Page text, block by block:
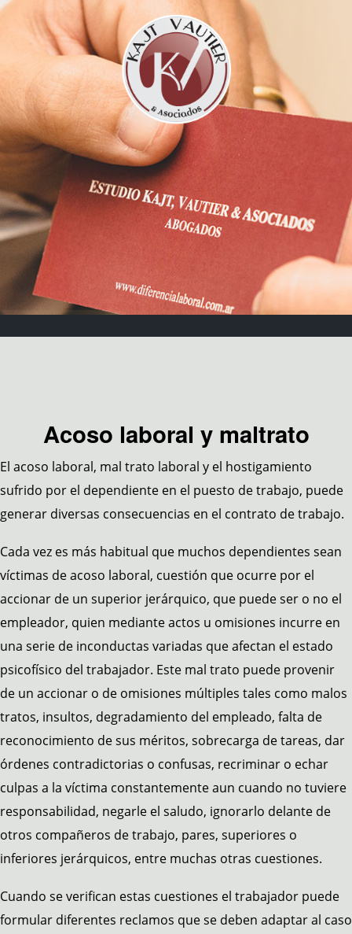
Acoso laboral y maltrato
El acoso laboral, mal trato laboral y el hostigamiento
sufrido por el dependiente en el puesto de trabajo, puede
generar diversas consecuencias en el contrato de trabajo.
Cada vez es más habitual que muchos dependientes sean
víctimas de acoso laboral, cuestión que ocurre por el
accionar de un superior jerárquico, que puede ser o no el
empleador, quien mediante actos u omisiones incurre en
una serie de inconductas variadas que afectan el estado
psicofísico del trabajador. Este mal trato puede provenir
de un accionar o de omisiones múltiples tales como malos
tratos, insultos, degradamiento del empleado, falta de
reconocimiento de sus méritos, sobrecarga de tareas, dar
órdenes contradictorias o confusas, recriminar o echar
culpas a la víctima constantemente aun cuando no tuviere
responsabilidad, negarle el saludo, ignorarlo delante de
otros compañeros de trabajo, pares, superiores o
inferiores jerárquicos, entre muchas otras cuestiones.
Cuando se verifican estas cuestiones el trabajador puede
formular diferentes reclamos que se deben adaptar al caso